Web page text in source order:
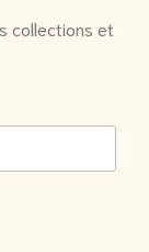
collections et